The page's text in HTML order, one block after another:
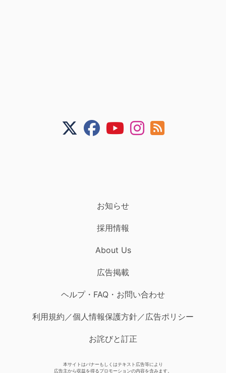
お知らせ
採用情報
About Us
広告掲載
ヘルプ・FAQ・お問い合わせ
利用規約／個人情報保護方針／広告ポリシー
お詫びと訂正
本サイトはバナーもしくはテキスト広告等により
広告主から収益を得るプロモーションの内容を含みます。